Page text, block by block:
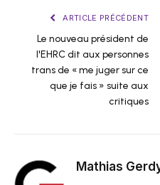
ARTICLE PRÉCÉDENT
Le nouveau président de
l'EHRC dit aux personnes
trans de « me juger sur ce
que je fais » suite aux
critiques
Mathias